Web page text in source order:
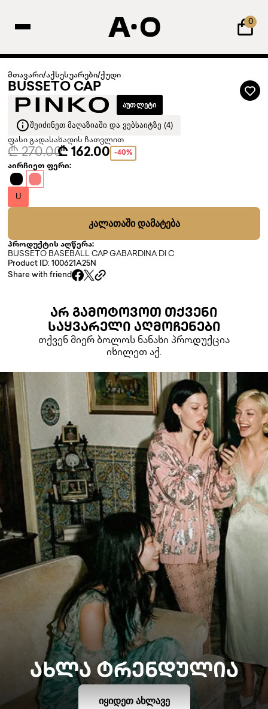
0
მთავარი/აქსესუარები/ქუდი
BUSSETO CAP
ᲐᲣᲗᲚᲔᲢᲘ
ᲨᲔᲘᲫᲘᲜᲔᲗ ᲛᲐᲦᲐᲖᲘᲐᲨᲘ ᲓᲐ ᲕᲔᲑᲡᲐᲘᲢᲖᲔ (4)
ფასი გადასახადის ჩათვლით
₾ 270.00₾ 162.00 -40%
აირჩიეთ ფერი:
U
ᲙᲐᲚᲐᲗᲐᲨᲘ ᲓᲐᲛᲐᲢᲔᲑᲐ
პროდუქტის აღწერა:
BUSSETO BASEBALL CAP GABARDINA DI C
Product ID: 100621A25N
Share with friend
ᲐᲠ ᲒᲐᲛᲝᲢᲝᲕᲝᲗ ᲗᲥᲕᲔᲜᲘ
ᲡᲐᲧᲕᲐᲠᲔᲚᲘ ᲐᲦᲛᲝᲩᲔᲜᲔᲑᲘ
თქვენ მიერ ბოლოს ნანახი პროდუქცია
იხილეთ აქ.
ᲐᲮᲚᲐ ᲢᲠᲔᲜᲓᲣᲚᲘᲐ
ᲘᲧᲘᲓᲔᲗ ᲐᲮᲚᲐᲕᲔ